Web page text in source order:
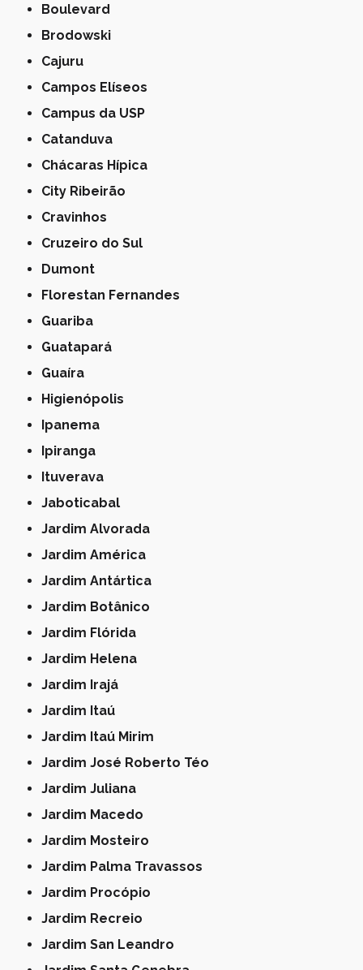
Boulevard
Brodowski
Cajuru
Campos Elíseos
Campus da USP
Catanduva
Chácaras Hípica
City Ribeirão
Cravinhos
Cruzeiro do Sul
Dumont
Florestan Fernandes
Guariba
Guatapará
Guaíra
Higienópolis
Ipanema
Ipiranga
Ituverava
Jaboticabal
Jardim Alvorada
Jardim América
Jardim Antártica
Jardim Botânico
Jardim Flórida
Jardim Helena
Jardim Irajá
Jardim Itaú
Jardim Itaú Mirim
Jardim José Roberto Téo
Jardim Juliana
Jardim Macedo
Jardim Mosteiro
Jardim Palma Travassos
Jardim Procópio
Jardim Recreio
Jardim San Leandro